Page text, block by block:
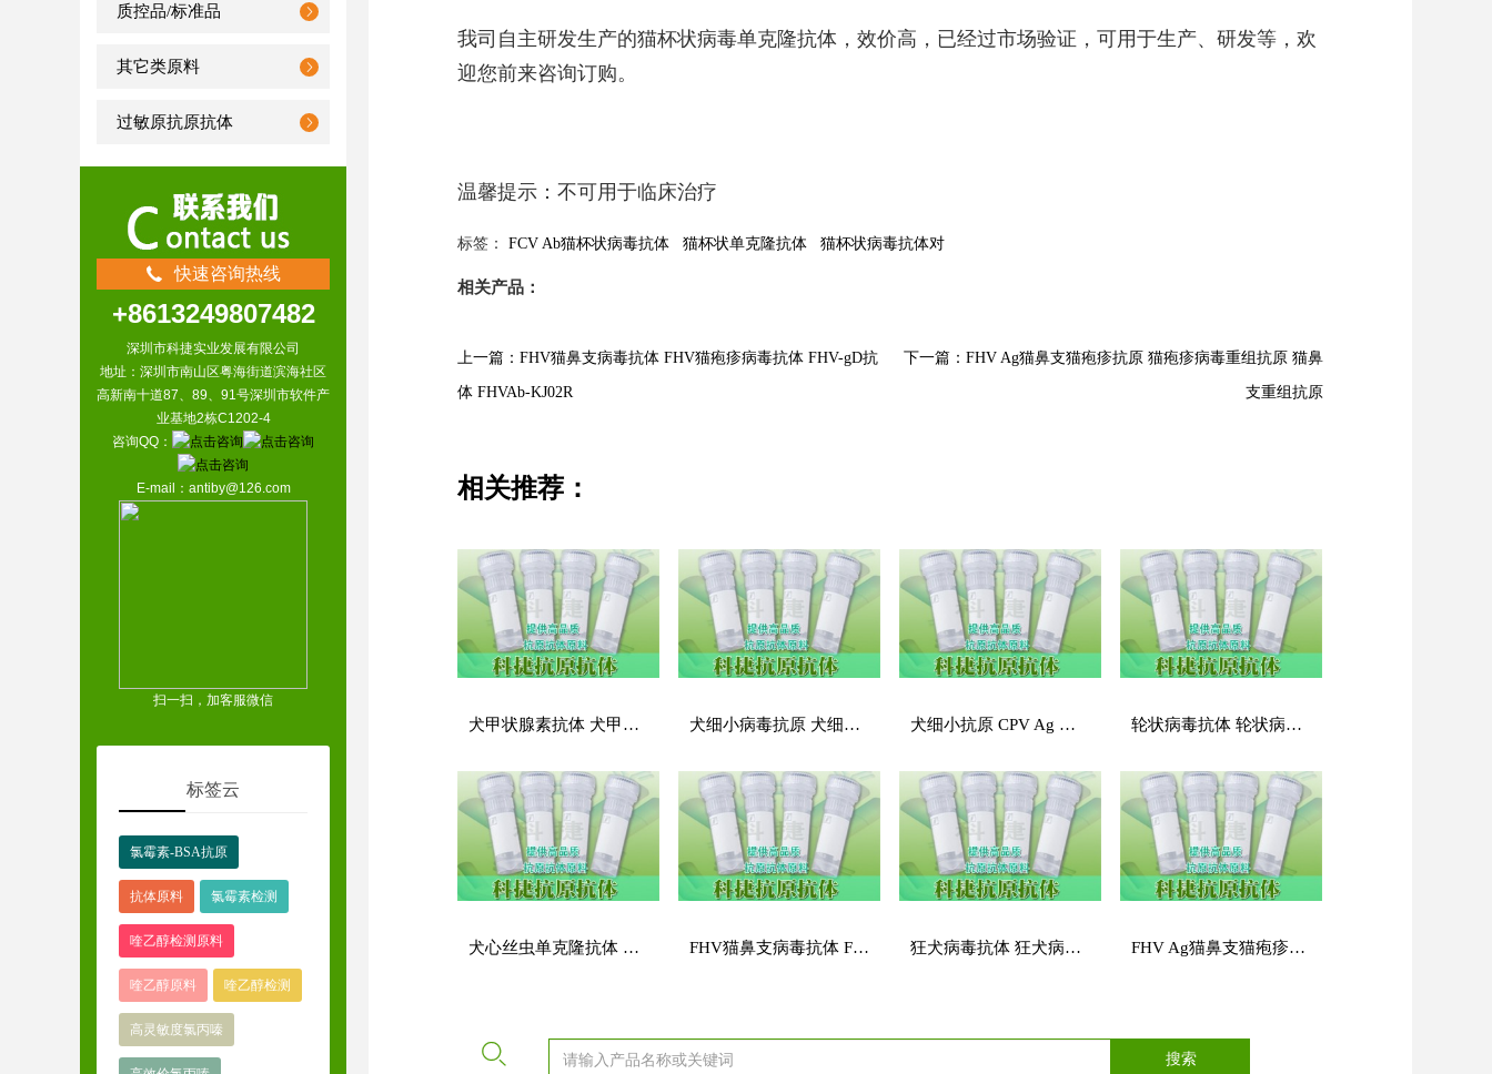
质控品/标准品
其它类原料
过敏原抗原抗体
快速咨询热线
+8613249807482
深圳市科捷实业发展有限公司
地址：深圳市南山区粤海街道滨海社区
高新南十道87、89、91号深圳市软件产
业基地2栋C1202-4
咨询QQ：
E-mail：antiby@126.com
扫一扫，加客服微信
标签云
氯霉素-BSA抗原
抗体原料 氯霉素检测
喹乙醇检测原料
喹乙醇原料 喹乙醇检测
高灵敏度氯丙嗪
我司自主研发生产的猫杯状病毒单克隆抗体，效价高，已经过市场验证，可用于生产、研发等，欢
迎您前来咨询订购。
温馨提示：不可用于临床治疗
标签： FCV Ab猫杯状病毒抗体 猫杯状单克隆抗体 猫杯状病毒抗体对
相关产品：
上一篇：FHV猫鼻支病毒抗体 FHV猫疱疹病毒抗体 FHV-gD抗
体 FHVAb-KJ02R
下一篇：FHV Ag猫鼻支猫疱疹抗原 猫疱疹病毒重组抗原 猫鼻
支重组抗原
相关推荐：
犬甲状腺素抗体 犬甲状腺素单抗 犬甲状腺素单克隆抗体 犬细小病毒抗原 犬细小蛋白 犬细小质控品 犬细小标准品 CPV抗原 CPV标准品 犬细小抗原 CPV Ag 犬细小病毒抗原 轮状病毒抗体 轮状病毒单克隆抗体 轮状病毒单抗 Rotavirus CRV Ab
犬心丝虫单克隆抗体 CHW Ab 犬心丝虫抗体 FHV猫鼻支病毒抗体 FHV猫疱疹病毒抗体 FHV-gD抗体 FHVAb-KJ02R 狂犬病毒抗体 狂犬病毒单克隆抗体 狂犬病毒单抗 FHV Ag猫鼻支猫疱疹抗原 猫疱疹病毒重组抗原 猫鼻支重组抗原